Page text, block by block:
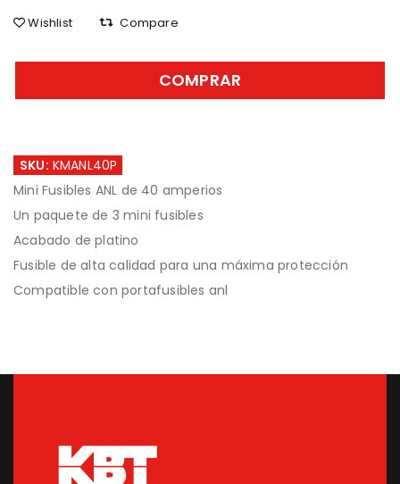
Wishlist Compare
COMPRAR
SKU: KMANL40P
Mini Fusibles ANL de 40 amperios
Un paquete de 3 mini fusibles
Acabado de platino
Fusible de alta calidad para una máxima protección
Compatible con portafusibles anl